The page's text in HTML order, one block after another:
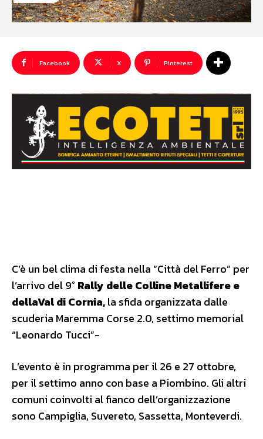
Facebook X Pinterest
C’è un bel clima di festa nella “Città del Ferro” per
l’arrivo del 9° Rally delle Colline Metallifere e
dellaVal di Cornia,la sfida organizzata dalle
scuderia Maremma Corse 2.0, settimo memorial
“Leonardo Tucci”-
L’evento è in programma per il 26 e 27 ottobre,
per il settimo anno con base a Piombino. Gli altri
comuni coinvolti al fianco dell’organizzazione
sono Campiglia, Suvereto, Sassetta, Monteverdi.